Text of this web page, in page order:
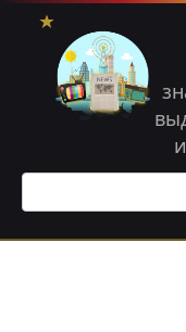
Перейти
контенту
Поиск: